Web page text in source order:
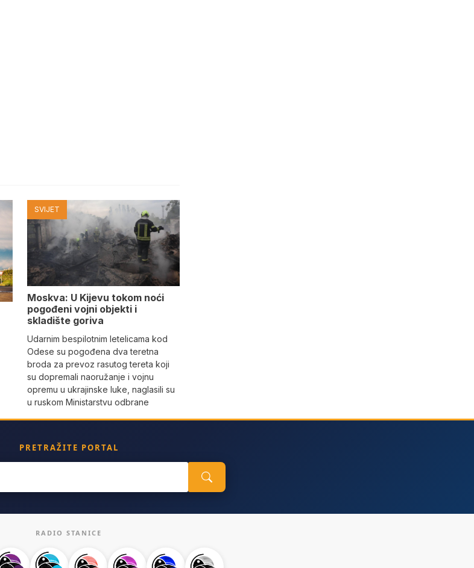
SVIJET
Moskva: U Kijevu tokom noći
pogođeni vojni objekti i
skladište goriva
Udarnim bespilotnim letelicama kod
Odese su pogođena dva teretna
broda za prevoz rasutog tereta koji
su dopremali naoružanje i vojnu
opremu u ukrajinske luke, naglasili su
u ruskom Ministarstvu odbrane
PRETRAŽITE PORTAL
RADIO STANICE